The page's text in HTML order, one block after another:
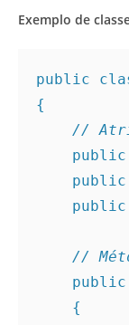
Exemplo de
public
{
//
//
    {